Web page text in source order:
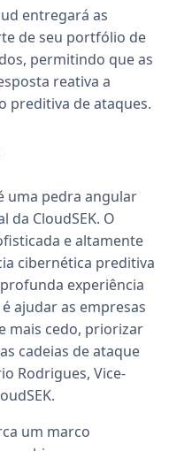
entregará as
de seu portfólio de
permitindo que as
reativa a
preditiva de ataques.
uma pedra angular
da CloudSEK. O
e altamente
cibernética preditiva
experiência
ajudar as empresas
mais cedo, priorizar
cadeias de ataque
Rodrigues, Vice-
um marco